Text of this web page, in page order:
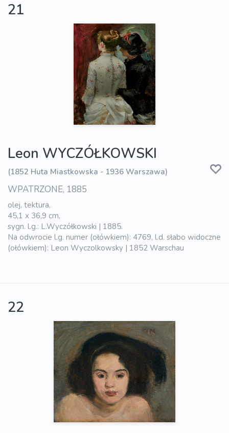
21
Leon WYCZÓŁKOWSKI
(1852 Huta Miastkowska - 1936 Warszawa)
WPATRZONE, 1885
olej, tektura,
45,1 x 36,9 cm,
sygn. l.g.: L.Wyczółkowski | 1885.
Na odwrocie l.g. numer (ołówkiem): 4769, l.d. słabo widoczne
(ołówkiem): Leon Wyczolkowsky | 1852 Warschau
22